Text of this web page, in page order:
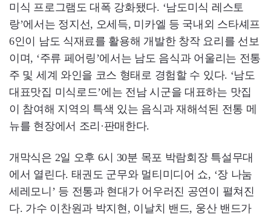
미식 프로그램도 대폭 강화됐다. ‘남도미식 레스토
랑’에서는 정지선, 오세득, 미카엘 등 국내외 스타셰프
6인이 남도 식재료를 활용해 개발한 창작 요리를 선보
이며, ‘주류 페어링’에서는 남도 음식과 어울리는 전통
주 및 세계 와인을 코스 형태로 경험할 수 있다. ‘남도
대표맛집 미식로드’에는 전남 시군을 대표하는 맛집
이 참여해 지역의 특색 있는 음식과 재해석된 전통 메
뉴를 현장에서 조리·판매한다.
개막식은 2일 오후 6시 30분 목포 박람회장 특설무대
에서 열린다. 태권도 군무와 멀티미디어 쇼, ‘장 나눔
세레모니’ 등 전통과 현대가 어우러진 공연이 펼쳐진
다. 가수 이찬원과 박지현, 이날치 밴드, 웅산 밴드가